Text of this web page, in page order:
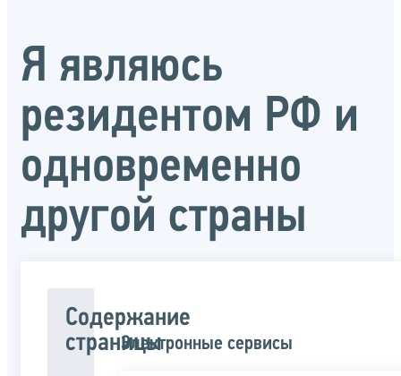
Я являюсь
резидентом РФ и
одновременно
другой страны
Содержание
страницыЭлектронные сервисы